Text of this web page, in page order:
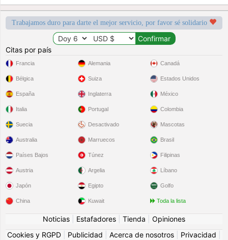
Trabajamos duro para darte el mejor servicio, por favor sé solidario
Citas por país
Francia
Bélgica
España
Italia
Suecia
Alemania
Suiza
Inglaterra
Portugal
Desactivado
Canadá
Estados Unidos
México
Colombia
Mascotas
Australia
Países Bajos
Austria
Japón
China
Marruecos
Túnez
Argelia
Egipto
Kuwait
Brasil
Filipinas
Líbano
Golfo
Toda la lista
Noticias Estafadores Tienda
Opiniones
Cookies y RGPD
Publicidad Acerca de nosotros Privacidad